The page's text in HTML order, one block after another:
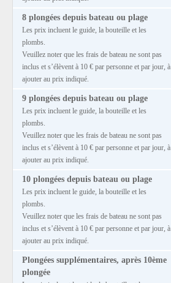
8 plongées depuis bateau ou plage
Les prix incluent le guide, la bouteille et les
plombs.
Veuillez noter que les frais de bateau ne sont pas
inclus et s’élèvent à 10 € par personne et par jour, à
ajouter au prix indiqué.
9 plongées depuis bateau ou plage
Les prix incluent le guide, la bouteille et les
plombs.
Veuillez noter que les frais de bateau ne sont pas
inclus et s’élèvent à 10 € par personne et par jour, à
ajouter au prix indiqué.
10 plongées depuis bateau ou plage
Les prix incluent le guide, la bouteille et les
plombs.
Veuillez noter que les frais de bateau ne sont pas
inclus et s’élèvent à 10 € par personne et par jour, à
ajouter au prix indiqué.
Plongées supplémentaires, après 10ème
plongée